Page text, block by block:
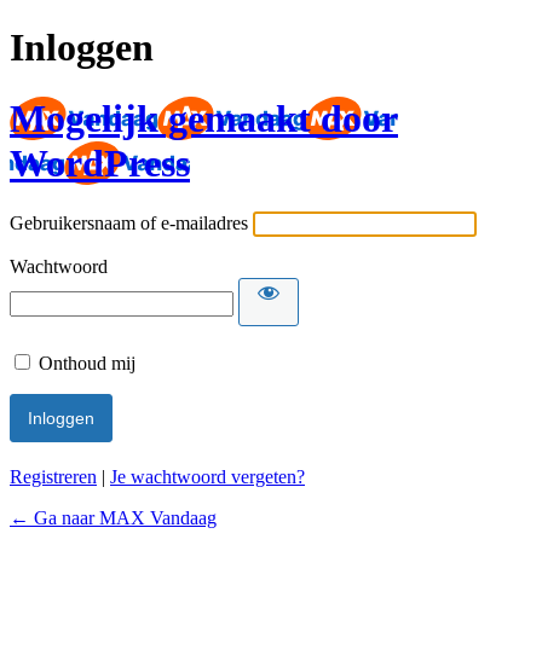
Inloggen
Mogelijk gemaakt door
WordPress
Gebruikersnaam of e-mailadres
Wachtwoord
Onthoud mij
Registreren | Je wachtwoord vergeten?
← Ga naar MAX Vandaag